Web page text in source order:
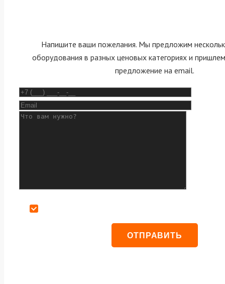
Напишите ваши пожелания. Мы предложим
оборудования в разных ценовых категориях и
предложение на email.